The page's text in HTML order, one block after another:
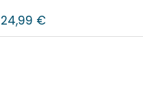
24,99 €